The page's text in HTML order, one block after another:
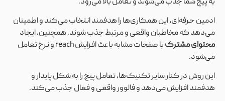
ادمین حرفه‌ای، این همکاری‌ها را هدفمند انتخاب می‌کند و اطمینان
می‌دهد که مخاطبان واقعی و مرتبط جذب شوند. همچنین، ایجاد
محتوای مشترک
با صفحات مشابه باعث افزایش reach و نرخ تعامل
می‌شود.
این روش در کنار سایر تکنیک‌ها، تعامل پیج را به شکل پایدار و
هدفمند افزایش می‌دهد و فالوور واقعی و فعال جذب می‌کند.